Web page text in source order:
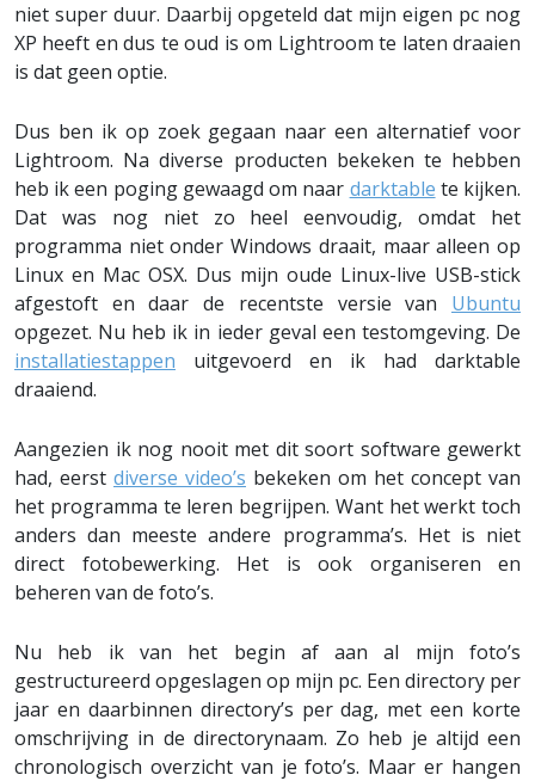
niet super duur. Daarbij opgeteld dat mijn eigen pc nog
XP heeft en dus te oud is om Lightroom te laten draaien
is dat geen optie.
Dus ben ik op zoek gegaan naar een alternatief voor
Lightroom. Na diverse producten bekeken te hebben
heb ik een poging gewaagd om naar darktable te kijken.
Dat was nog niet zo heel eenvoudig, omdat het
programma niet onder Windows draait, maar alleen op
Linux en Mac OSX. Dus mijn oude Linux-live USB-stick
afgestoft en daar de recentste versie van Ubuntu
opgezet. Nu heb ik in ieder geval een testomgeving. De
installatiestappen uitgevoerd en ik had darktable
draaiend.
Aangezien ik nog nooit met dit soort software gewerkt
had, eerst diverse video’s bekeken om het concept van
het programma te leren begrijpen. Want het werkt toch
anders dan meeste andere programma’s. Het is niet
direct fotobewerking. Het is ook organiseren en
beheren van de foto’s.
Nu heb ik van het begin af aan al mijn foto’s
gestructureerd opgeslagen op mijn pc. Een directory per
jaar en daarbinnen directory’s per dag, met een korte
omschrijving in de directorynaam. Zo heb je altijd een
chronologisch overzicht van je foto’s. Maar er hangen